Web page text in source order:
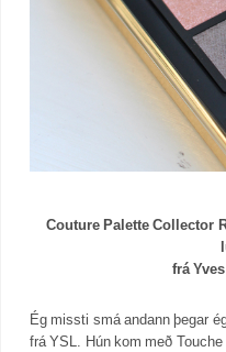
Couture Palette Collector
frá
Ég missti smá andann þegar
frá YSL. Hún kom með